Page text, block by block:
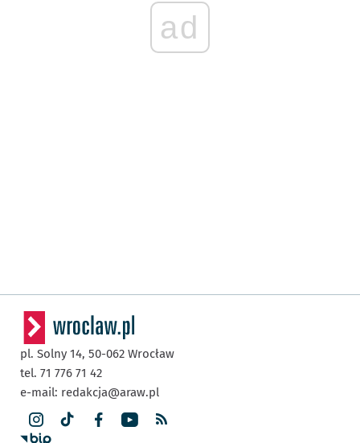
ad
pl. Solny 14, 50-062 Wrocław
tel. 71 776 71 42
e-mail: redakcja@araw.pl